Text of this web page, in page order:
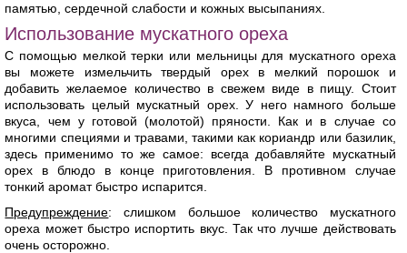
памятью, сердечной слабости и кожных высыпаниях.
Использование мускатного ореха
С помощью мелкой терки или мельницы для мускатного ореха
вы можете измельчить твердый орех в мелкий порошок и
добавить желаемое количество в свежем виде в пищу. Стоит
использовать целый мускатный орех. У него намного больше
вкуса, чем у готовой (молотой) пряности. Как и в случае со
многими специями и травами, такими как кориандр или базилик,
здесь применимо то же самое: всегда добавляйте мускатный
орех в блюдо в конце приготовления. В противном случае
тонкий аромат быстро испарится.
Предупреждение: слишком большое количество мускатного
ореха может быстро испортить вкус. Так что лучше действовать
очень осторожно.